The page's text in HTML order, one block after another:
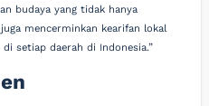
budaya yang tidak hanya
mencerminkan kearifan lokal
setiap daerah di Indonesia.”